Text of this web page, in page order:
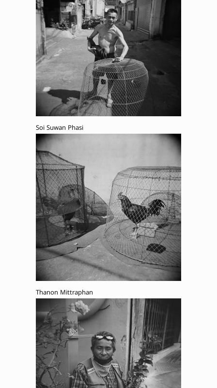
Soi Suwan Phasi
Thanon Mittraphan